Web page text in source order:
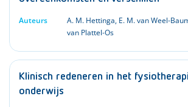
Auteurs
A. M. Hettinga, E. M. van Weel-
van Plattel-Os
Klinisch redeneren in het
onderwijs